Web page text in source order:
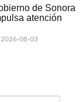
de Sonora
atención
Médico “Dr.
2026-08-03